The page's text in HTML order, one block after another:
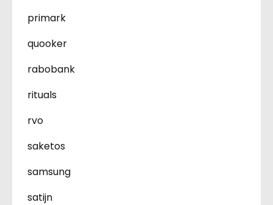
primark
quooker
rabobank
rituals
rvo
saketos
samsung
satijn